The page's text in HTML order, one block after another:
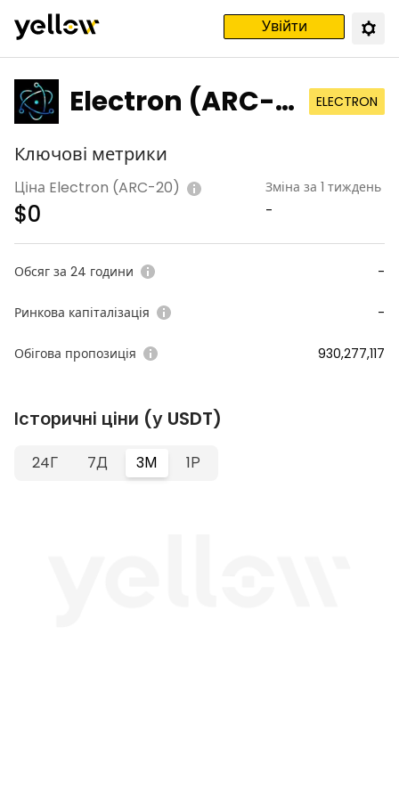
Увійти
Electron (ARC-2
0)
ELECTRON
Ключові метрики
Ціна Electron (ARC-20)
$0
Зміна за 1 тиждень
-
Обсяг за 24 години -
Ринкова капіталізація -
Обігова пропозиція 930,277,117
Історичні ціни (у USDT)
24Г 7Д 3М 1Р